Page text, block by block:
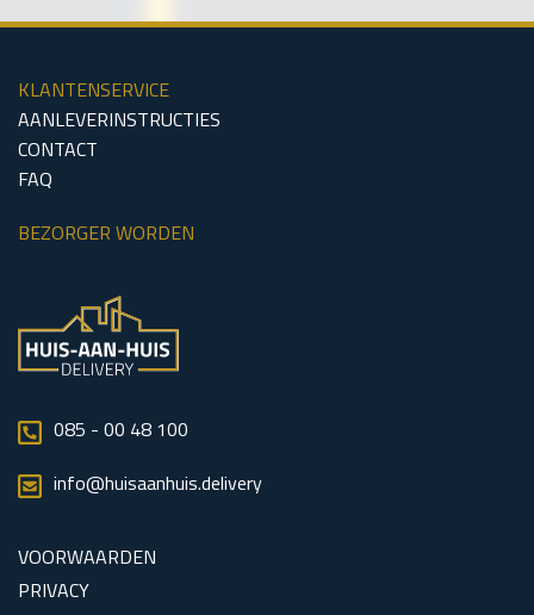
KLANTENSERVICE
AANLEVERINSTRUCTIES
CONTACT
FAQ
BEZORGER WORDEN
085 - 00 48 100
info@huisaanhuis.delivery
VOORWAARDEN
PRIVACY